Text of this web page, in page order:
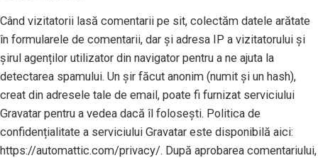
Când vizitatorii lasă comentarii pe sit, colectăm datele arătate
în formularele de comentarii, dar și adresa IP a vizitatorului și
șirul agenților utilizator din navigator pentru a ne ajuta la
detectarea spamului. Un șir făcut anonim (numit și un hash),
creat din adresele tale de email, poate fi furnizat serviciului
Gravatar pentru a vedea dacă îl folosești. Politica de
confidențialitate a serviciului Gravatar este disponibilă aici:
https://automattic.com/privacy/. După aprobarea comentariului,